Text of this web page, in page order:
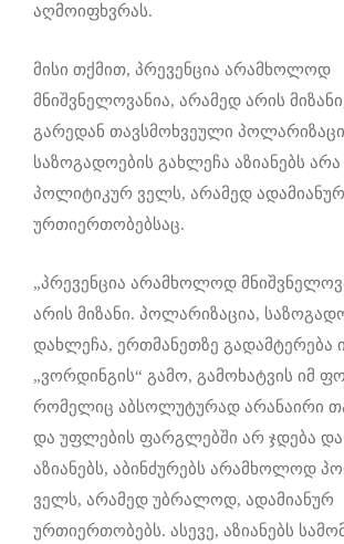
აღმოიფხვრას.
მისი თქმით, პრევენცია არამხოლოდ
მნიშვნელოვანია, არამედ არის
გარედან თავსმოხვეული
საზოგადოების გახლეჩა აზიანებს
პოლიტიკურ ველს, არამედ ადამიანურ
ურთიერთობებსაც.
„პრევენცია არამხოლოდ
არის მიზანი. პოლარიზაცია,
დახლეჩა, ერთმანეთზე გადამტერება
„ვორდინგის“ გამო, გამოხატვის იმ
რომელიც აბსოლუტურად არანაირი
და უფლების ფარგლებში არ ჯდება და
აზიანებს, აბინძურებს არამხოლოდ
ველს, არამედ უბრალოდ, ადამიანურ
ურთიერთობებს. ასევე, აზიანებს